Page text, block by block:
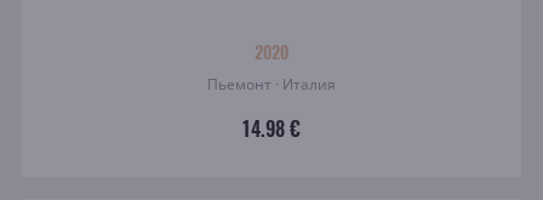
2020
Пьемонт · Италия
14.98 €